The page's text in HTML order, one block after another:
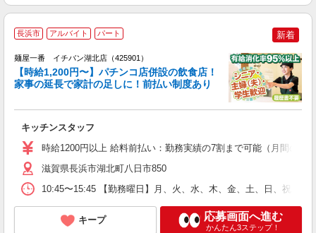
長浜市 アルバイト パート 新着
麺屋一番 イチバン湖北店（425901）
【時給1,200円〜】パチンコ店併設の飲食店！
家事の延長で家計の足しに！前払い制度あり
キッチンスタッフ
時給1200円以上 給料前払い：勤務実績の7割まで可能（月間の上
滋賀県長浜市湖北町八日市850
10:45〜15:45 【勤務曜日】月、火、水、木、金、土、日、祝 勤
キープ 応募画面へ進む
かんたん3ステップ！